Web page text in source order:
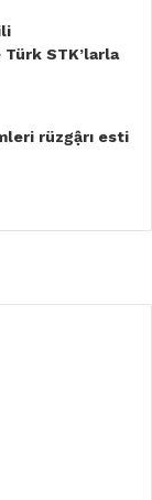
Türk STK’larla
rüzgậrı esti